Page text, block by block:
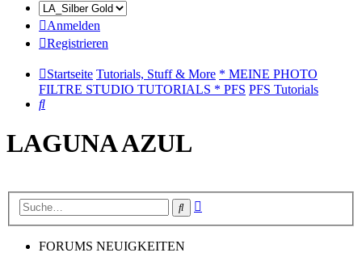
Anmelden
Registrieren
Startseite Tutorials, Stuff & More * MEINE PHOTO
FILTRE STUDIO TUTORIALS * PFS PFS Tutorials
Suche
LAGUNA AZUL
Suche
FORUMS NEUIGKEITEN